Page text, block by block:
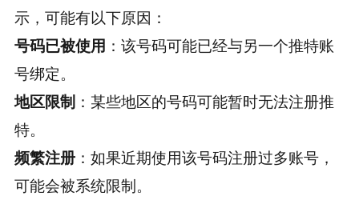
示，可能有以下原因：
号码已被使用 ：该号码可能已经与另一个推特账
号绑定。
地区限制 ：某些地区的号码可能暂时无法注册推
特。
频繁注册：如果近期使用该号码注册过多账号，
可能会被系统限制。